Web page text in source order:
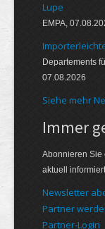
Lupe
EMPA,
Departements
07.08.2026
Siehe mehr
Immer
Abonnieren Sie
aktuell
Newsletter
Partner
Partner-Login